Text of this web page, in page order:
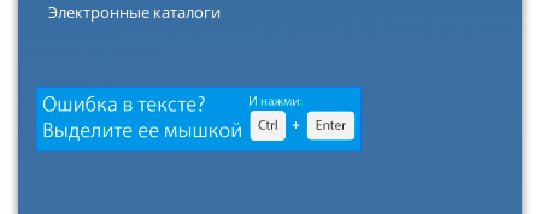
Электронные каталоги